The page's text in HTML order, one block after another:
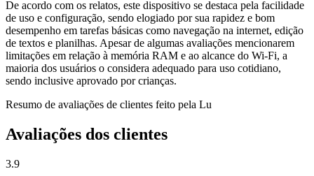
De acordo com os relatos, este dispositivo se destaca pela facilidade
de uso e configuração, sendo elogiado por sua rapidez e bom
desempenho em tarefas básicas como navegação na internet, edição
de textos e planilhas. Apesar de algumas avaliações mencionarem
limitações em relação à memória RAM e ao alcance do Wi-Fi, a
maioria dos usuários o considera adequado para uso cotidiano,
sendo inclusive aprovado por crianças.
Resumo de avaliações de clientes feito pela Lu
Avaliações dos clientes
3.9